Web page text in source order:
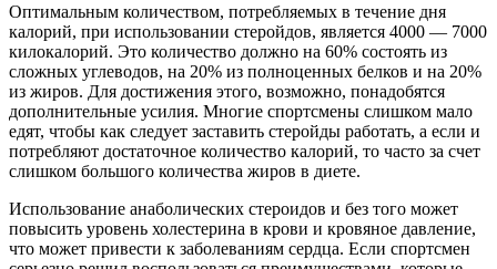
Оптимальным количеством, потребляемых в течение дня
калорий, при использовании стеройдов, является 4000 — 7000
килокалорий. Это количество должно на 60% состоять из
сложных углеводов, на 20% из полноценных белков и на 20%
из жиров. Для достижения этого, возможно, понадобятся
дополнительные усилия. Многие спортсмены слишком мало
едят, чтобы как следует заставить стеройды работать, а если и
потребляют достаточное количество калорий, то часто за счет
слишком большого количества жиров в диете.
Использование анаболических стероидов и без того может
повысить уровень холестерина в крови и кровяное давление,
что может привести к заболеваниям сердца. Если спортсмен